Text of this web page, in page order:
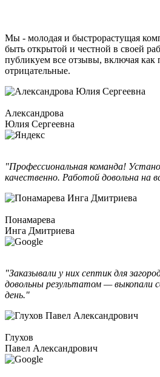
Мы - молодая и быстрорастущая
быть открытой и честной в своей
публикуем все отзывы, включая как
отрицательные.
Александрова
Юлия Сергеевна
"Профессиональная команда!
качественно. Работой довольна на
Понамарева
Инга Дмитриева
"Заказывали у них септик для
довольны результатом — выкопали
день."
Глухов
Павел Александрович